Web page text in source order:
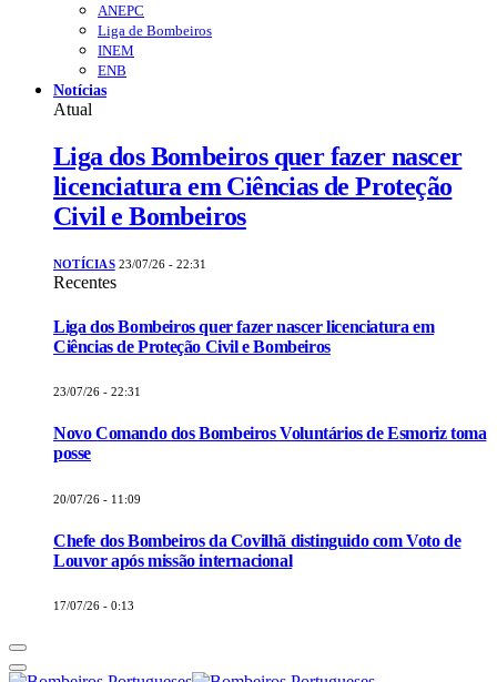
ANEPC
Liga de Bombeiros
INEM
ENB
Notícias
Atual
Liga dos Bombeiros quer fazer nascer
licenciatura em Ciências de Proteção
Civil e Bombeiros
NOTÍCIAS 23/07/26 - 22:31
Recentes
Liga dos Bombeiros quer fazer nascer licenciatura em
Ciências de Proteção Civil e Bombeiros
23/07/26 - 22:31
Novo Comando dos Bombeiros Voluntários de Esmoriz toma
posse
20/07/26 - 11:09
Chefe dos Bombeiros da Covilhã distinguido com Voto de
Louvor após missão internacional
17/07/26 - 0:13